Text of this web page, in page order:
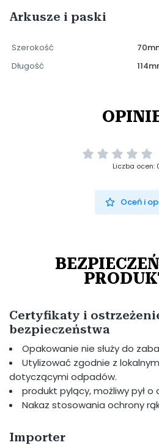
Arkusze i paski
Szerokość
Długość
Liczba ocen:
Oceń i
Certyfikaty i
bezpieczeństwa
Opakowanie nie służy do
Utylizować zgodnie z
dotyczącymi odpadów.
produkt pylący, możliwy pył o
Nakaz stosowania ochrony
Importer